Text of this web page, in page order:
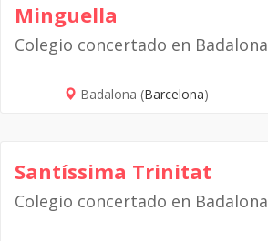
Minguella
Colegio concertado en Badalona
Badalona (Barcelona)
Santíssima Trinitat
Colegio concertado en Badalona